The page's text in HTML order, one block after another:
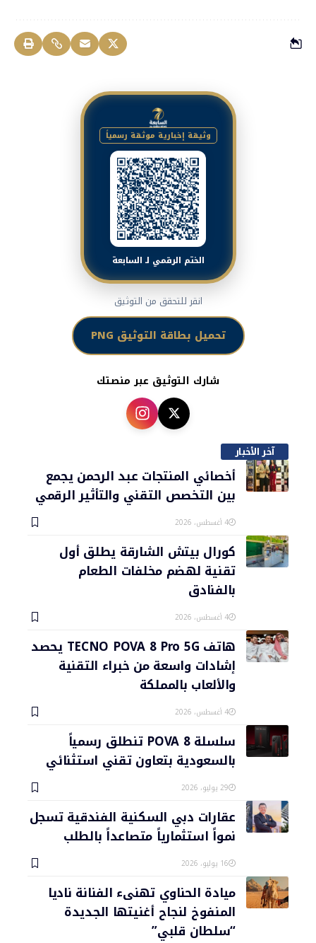
وثيقة إخبارية موثقة رسمياً
الختم الرقمي لـ السابعة
انقر للتحقق من التوثيق
تحميل بطاقة التوثيق PNG
شارك التوثيق عبر منصتك
آخر الأخبار
أخصائي المنتجات عبد الرحمن يجمع
بين التخصص التقني والتأثير الرقمي
4 أغسطس، 2026
كورال بيتش الشارقة يطلق أول
تقنية لهضم مخلفات الطعام
بالفنادق
4 أغسطس، 2026
هاتف TECNO POVA 8 Pro 5G يحصد
إشادات واسعة من خبراء التقنية
والألعاب بالمملكة
4 أغسطس، 2026
سلسلة POVA 8 تنطلق رسمياً
بالسعودية بتعاون تقني استثنائي
29 يوليو، 2026
عقارات دبي السكنية الفندقية تسجل
نمواً استثمارياً متصاعداً بالطلب
16 يوليو، 2026
ميادة الحناوي تهنىء الفنانة ناديا
المنفوخ لنجاح أغنيتها الجديدة
“سلطان قلبي”